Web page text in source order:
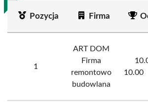
Pozycja Firma
1
ART DOM
Firma
remontowo
budowlana
10.00